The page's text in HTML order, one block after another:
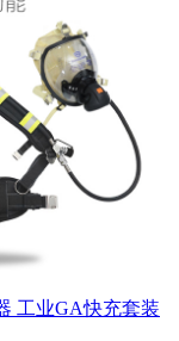
工业GA快充套装